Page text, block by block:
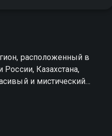
расположенный в
России, Казахстана,
и мистический
со всего